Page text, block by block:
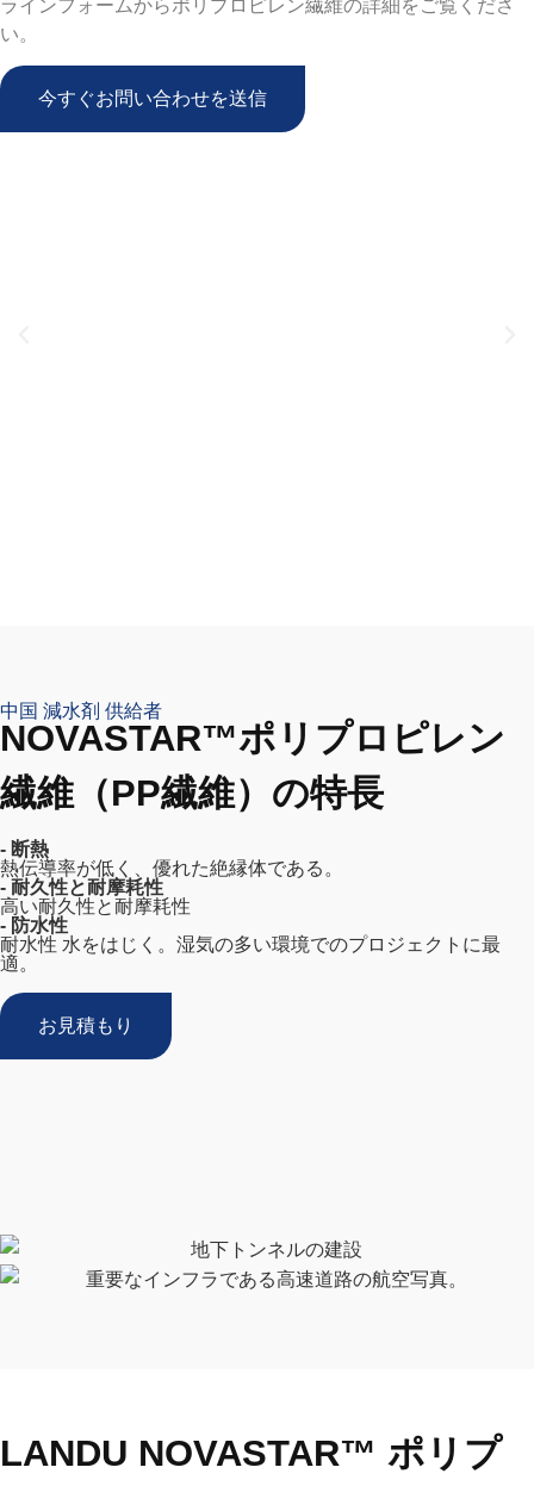
ラインフォームからポリプロピレン繊維の詳細をご覧くださ
い。
今すぐお問い合わせを送信
中国 減水剤 供給者
NOVASTAR™ポリプロピレン
繊維（PP繊維）の特長
- 断熱
熱伝導率が低く、優れた絶縁体である。
- 耐久性と耐摩耗性
高い耐久性と耐摩耗性
- 防水性
耐水性 水をはじく。湿気の多い環境でのプロジェクトに最
適。
お見積もり
LANDU NOVASTAR™ ポリプ